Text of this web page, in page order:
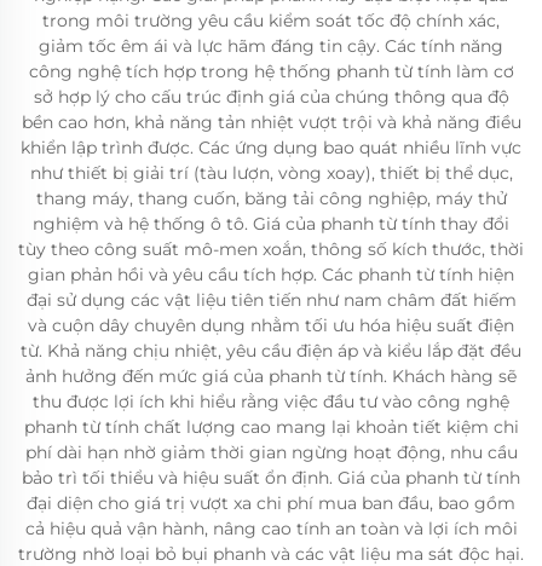
trong môi trường yêu cầu kiểm soát tốc độ chính xác,
giảm tốc êm ái và lực hãm đáng tin cậy. Các tính năng
công nghệ tích hợp trong hệ thống phanh từ tính làm cơ
sở hợp lý cho cấu trúc định giá của chúng thông qua độ
bền cao hơn, khả năng tản nhiệt vượt trội và khả năng điều
khiển lập trình được. Các ứng dụng bao quát nhiều lĩnh vực
như thiết bị giải trí (tàu lượn, vòng xoay), thiết bị thể dục,
thang máy, thang cuốn, băng tải công nghiệp, máy thử
nghiệm và hệ thống ô tô. Giá của phanh từ tính thay đổi
tùy theo công suất mô-men xoắn, thông số kích thước, thời
gian phản hồi và yêu cầu tích hợp. Các phanh từ tính hiện
đại sử dụng các vật liệu tiên tiến như nam châm đất hiếm
và cuộn dây chuyên dụng nhằm tối ưu hóa hiệu suất điện
từ. Khả năng chịu nhiệt, yêu cầu điện áp và kiểu lắp đặt đều
ảnh hưởng đến mức giá của phanh từ tính. Khách hàng sẽ
thu được lợi ích khi hiểu rằng việc đầu tư vào công nghệ
phanh từ tính chất lượng cao mang lại khoản tiết kiệm chi
phí dài hạn nhờ giảm thời gian ngừng hoạt động, nhu cầu
bảo trì tối thiểu và hiệu suất ổn định. Giá của phanh từ tính
đại diện cho giá trị vượt xa chi phí mua ban đầu, bao gồm
cả hiệu quả vận hành, nâng cao tính an toàn và lợi ích môi
trường nhờ loại bỏ bụi phanh và các vật liệu ma sát độc hại.